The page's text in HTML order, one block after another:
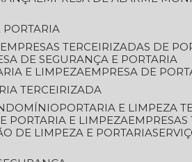
PORTARIA
EMPRESAS TERCEIRIZADAS DE
DE SEGURANÇA E PORTARIA
E LIMPEZA
EMPRESA DE
TERCEIRIZADA
PORTARIA E LIMPEZA
PORTARIA E LIMPEZA
DE LIMPEZA E PORTARIA